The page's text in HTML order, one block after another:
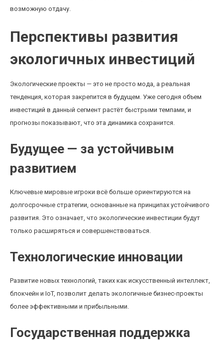
возможную отдачу.
Перспективы развития
экологичных инвестиций
Экологические проекты — это не просто мода, а реальная
тенденция, которая закрепится в будущем. Уже сегодня объем
инвестиций в данный сегмент растёт быстрыми темпами, и
прогнозы показывают, что эта динамика сохранится.
Будущее — за устойчивым
развитием
Ключевые мировые игроки всё больше ориентируются на
долгосрочные стратегии, основанные на принципах устойчивого
развития. Это означает, что экологические инвестиции будут
только расширяться и совершенствоваться.
Технологические инновации
Развитие новых технологий, таких как искусственный интеллект,
блокчейн и IoT, позволит делать экологичные бизнес-проекты
более эффективными и прибыльными.
Государственная поддержка